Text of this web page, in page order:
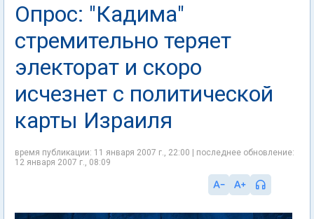
Опрос: "Кадима"
стремительно теряет
электорат и скоро
исчезнет с политической
карты Израиля
время публикации: 11 января 2007 г., 22:00 | последнее обновление:
12 января 2007 г., 08:09